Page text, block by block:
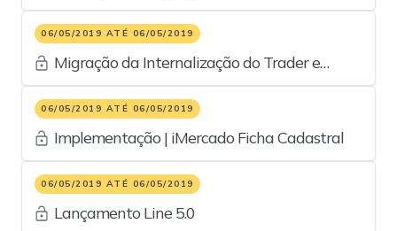
CCP
06/05/2019 ATÉ 06/05/2019
Migração da Internalização do Trader e
Middle
06/05/2019 ATÉ 06/05/2019
Implementação | iMercado Ficha Cadastral
06/05/2019 ATÉ 06/05/2019
Lançamento Line 5.0